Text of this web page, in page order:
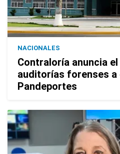
NACIONALES
Contraloría anuncia
auditorías forenses
Pandeportes